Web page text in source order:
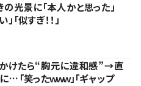
光景に「本人かと思った」
「似すぎ！！」
かけたら“胸元に違和感”→直
…「笑ったｗｗｗ」「ギャップ